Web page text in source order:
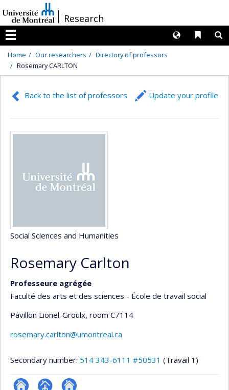
au
contenu
/Research
Menu
Liens
Langues
Home Our researchers
Directory of professors
Rosemary CARLTON
Back to the list of professors Update your profile
Social Sciences and Humanities
Rosemary Carlton
Professeure agrégée
Faculté des arts et des sciences - École de travail social
Pavillon Lionel-Groulx, room C7114
rosemary.carlton@umontreal.ca
Secondary number: 514 343-6111 #50531 (Travail 1)